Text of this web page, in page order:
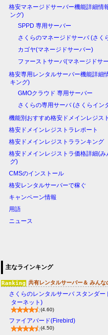
格安マネージドサーバー機能詳細情
ング)
SPPD 専用サーバー
さくらのマネージドサーバ (さく
カゴヤ(マネージドサーバー)
ファーストサーバ(マネージドサ
格安専用レンタルサーバー機能詳細
キング)
GMOクラウド 専用サーバー
さくらの専用サーバ (さくらイン
機能別おすすめ格安ドメインレジス
格安ドメインレジストラレポート
格安ドメインレジストラランキング
格安ドメインレジストラ価格詳細(み
グ)
CMSのインストール
格安レンタルサーバーで稼ぐ
キャンペーン情報
用語
ニュース
主なラインキング
共有レンタルサーバー＆ みんな
さくらのレンタルサーバ スタンダー
ターネット)
(4.60)
ファイアバード(Firebird)
(4.50)